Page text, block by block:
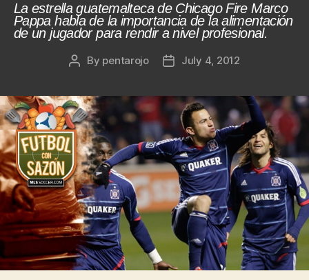
La estrella guatemalteca de Chicago Fire Marco
Pappa habla de la importancia de la alimentación
de un jugador para rendir a nivel profesional.
Post
By pentarojo
PostJuly 4, 2012